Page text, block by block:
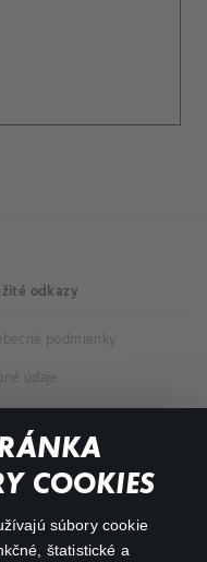
COOKIES
súbory cookie
štatistické a
odkazy
podmienky
údaje